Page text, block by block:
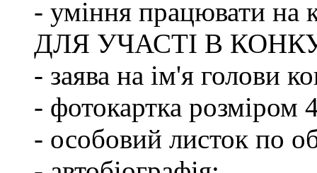
- уміння працювати на
ДЛЯ УЧАСТІ В
- заява на ім'я голови
- фотокартка розміром
- особовий листок по